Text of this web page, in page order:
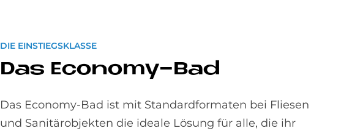
DIE EINSTIEGSKLASSE
Das Eco­no­my-Bad
Das Economy-Bad ist mit Standardformaten bei Fliesen
und Sanitärobjekten die ideale Lösung für alle, die ihr